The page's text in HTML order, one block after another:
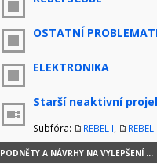
OSTATNÍ
ELEKTRONIKA
Starší neaktivní
Subfóra: REBEL I REBEL
PODNĚTY A NÁVRHY NA VYLEPŠENÍ ...